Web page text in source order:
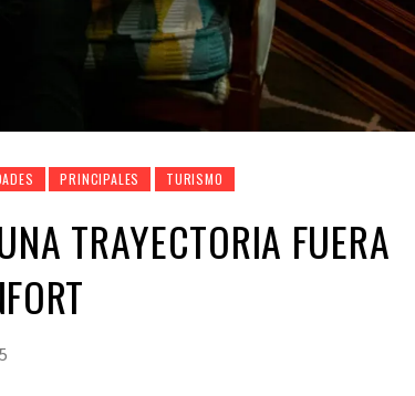
PRINCIPALES TURISMO
TRAYECTORIA FUERA